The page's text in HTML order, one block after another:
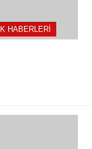
HABERLERI